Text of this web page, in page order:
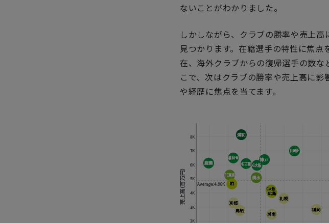
ないことがわかりました。
しかしながら、クラブの勝率や売上
見つかります。在籍選手の特性に焦
在、海外クラブからの復帰選手の数な
こで、次はクラブの勝率や売上高に
や経歴に焦点を当てます。